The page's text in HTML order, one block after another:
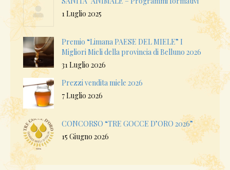
1 Luglio 2025
Premio “Limana PAESE DEL MIELE” I
Migliori Mieli della provincia di Belluno 2026
31 Luglio 2026
Prezzi vendita miele 2026
7 Luglio 2026
CONCORSO “TRE GOCCE D’ORO 2026”
15 Giugno 2026